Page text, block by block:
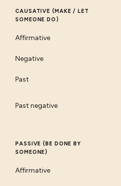
CAUSATIVE (MAKE / LET
SOMEONE DO)
Affirmative
Negative
Past
Past negative
PASSIVE (BE DONE BY
SOMEONE)
Affirmative